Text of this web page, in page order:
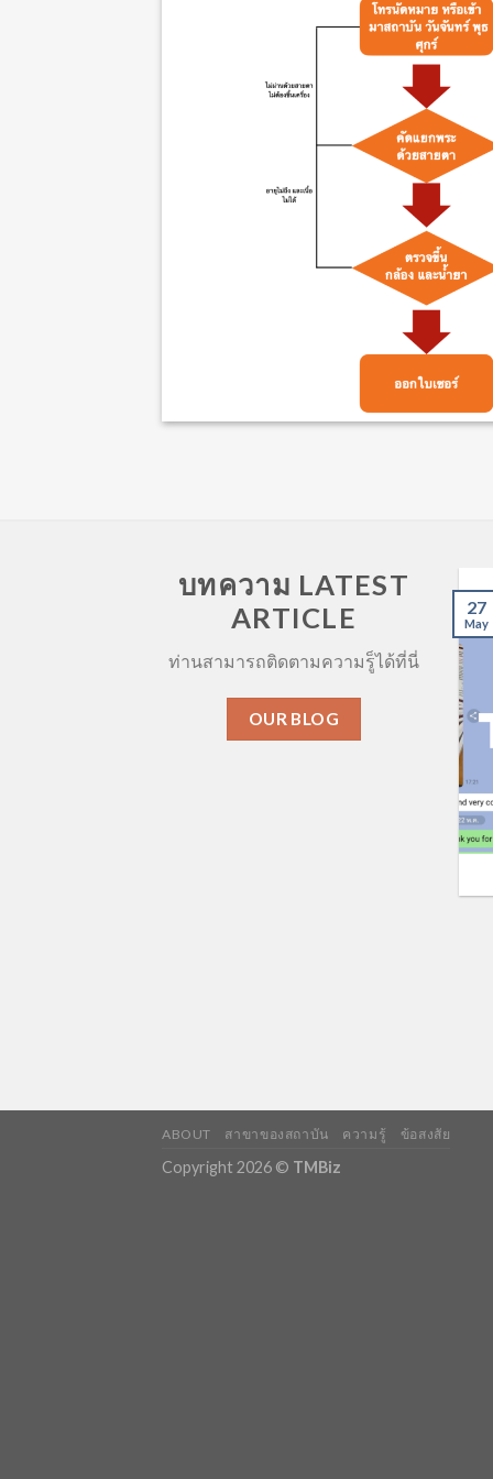
บทความ LATEST
ARTICLE
ท่านสามารถติดตามความรู็ได้ที่นี่
OUR BLOG
27
May
ตอนที่ 6 ต่อจากตอนที่ 5 การตรวจพิสูจน์พระ
เนื้อผงสมเด็จโตทางวิทยาศาสตร์
ABOUT สาขาของสถาบัน ความรู้ ข้อสงสัย
Copyright 2026 © TMBiz